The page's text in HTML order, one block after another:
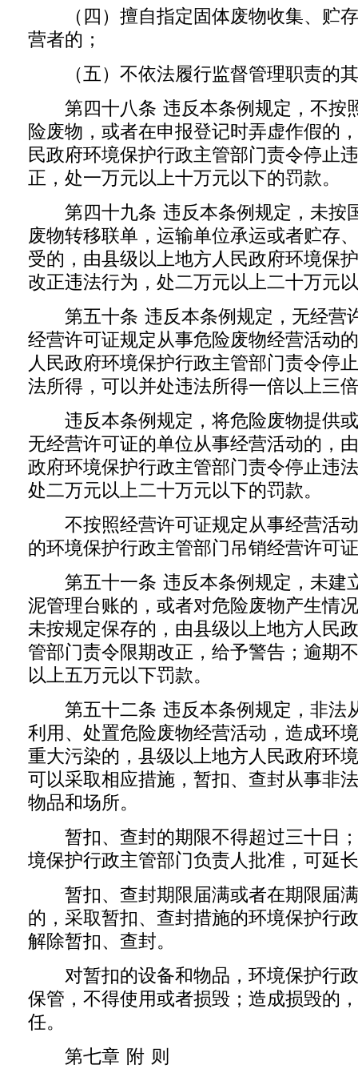
（四）擅自指定固体废物收集、贮
营者的；
（五）不依法履行监督管理职责的
第四十八条 违反本条例规定，不按
险废物，或者在申报登记时弄虚作假的
民政府环境保护行政主管部门责令停止
正，处一万元以上十万元以下的罚款。
第四十九条 违反本条例规定，未按
废物转移联单，运输单位承运或者贮存
受的，由县级以上地方人民政府环境保
改正违法行为，处二万元以上二十万元
第五十条 违反本条例规定，无经营
经营许可证规定从事危险废物经营活动
人民政府环境保护行政主管部门责令停
法所得，可以并处违法所得一倍以上三
违反本条例规定，将危险废物提供
无经营许可证的单位从事经营活动的，
政府环境保护行政主管部门责令停止违
处二万元以上二十万元以下的罚款。
不按照经营许可证规定从事经营活
的环境保护行政主管部门吊销经营许可
第五十一条 违反本条例规定，未建
泥管理台账的，或者对危险废物产生情
未按规定保存的，由县级以上地方人民
管部门责令限期改正，给予警告；逾期
以上五万元以下罚款。
第五十二条 违反本条例规定，非法
利用、处置危险废物经营活动，造成环
重大污染的，县级以上地方人民政府环
可以采取相应措施，暂扣、查封从事非
物品和场所。
暂扣、查封的期限不得超过三十日
境保护行政主管部门负责人批准，可延
暂扣、查封期限届满或者在期限届
的，采取暂扣、查封措施的环境保护行
解除暂扣、查封。
对暂扣的设备和物品，环境保护行
保管，不得使用或者损毁；造成损毁的
任。
第七章 附 则